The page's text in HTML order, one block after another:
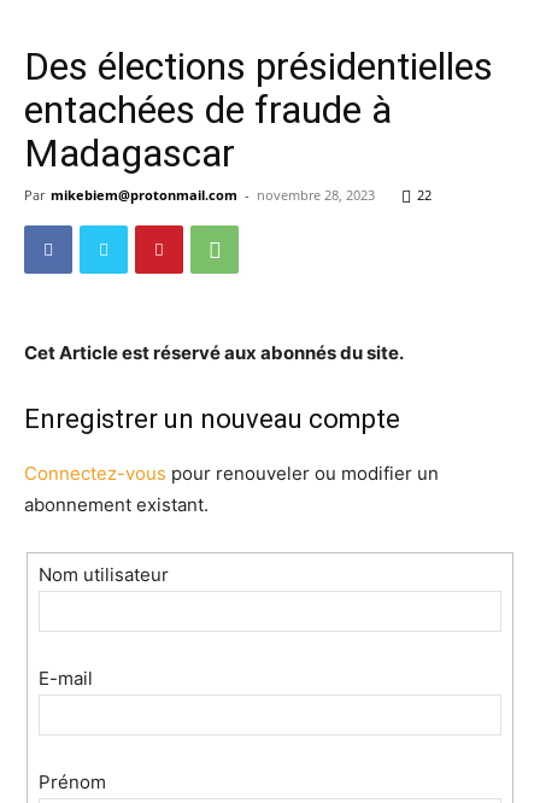
Des élections présidentielles
entachées de fraude à
Madagascar
Par mikebiem@protonmail.com - novembre 28, 2023 22
Cet Article est réservé aux abonnés du site.
Enregistrer un nouveau compte
Connectez-vous pour renouveler ou modifier un
abonnement existant.
Nom utilisateur
E-mail
Prénom